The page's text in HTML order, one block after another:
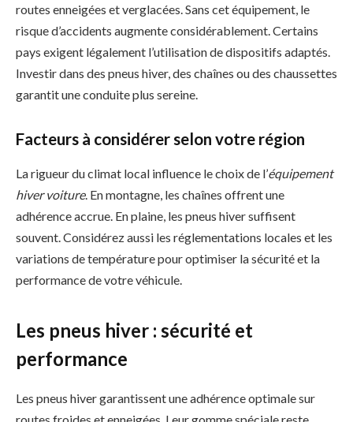
routes enneigées et verglacées. Sans cet équipement, le
risque d’accidents augmente considérablement. Certains
pays exigent légalement l’utilisation de dispositifs adaptés.
Investir dans des pneus hiver, des chaînes ou des chaussettes
garantit une conduite plus sereine.
Facteurs à considérer selon votre région
La rigueur du climat local influence le choix de l’équipement
hiver voiture. En montagne, les chaînes offrent une
adhérence accrue. En plaine, les pneus hiver suffisent
souvent. Considérez aussi les réglementations locales et les
variations de température pour optimiser la sécurité et la
performance de votre véhicule.
Les pneus hiver : sécurité et
performance
Les pneus hiver garantissent une adhérence optimale sur
routes froides et enneigées. Leur gomme spéciale reste